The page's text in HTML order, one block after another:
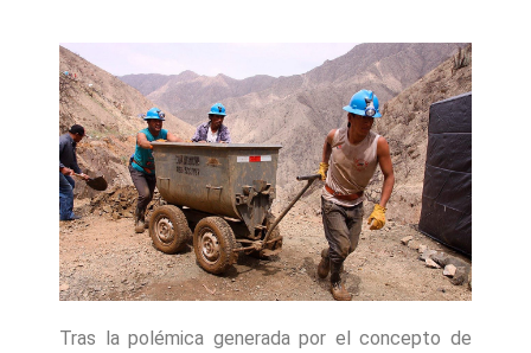
Tras la polémica generada por el concepto de